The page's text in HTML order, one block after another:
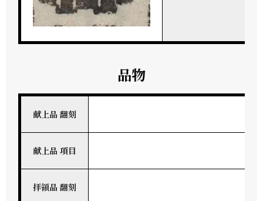
品物
献上品 翻刻
献上品 項目
拝領品 翻刻